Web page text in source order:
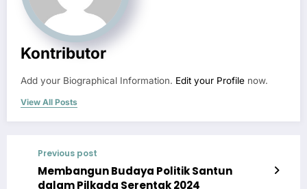
Kontributor
Add your Biographical Information. Edit your Profile now.
View All Posts
Previous post
Membangun Budaya Politik Santun
dalam Pilkada Serentak 2024